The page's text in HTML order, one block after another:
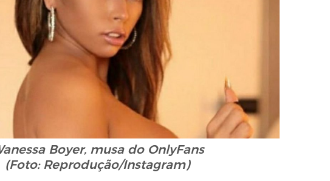
Boyer, musa do OnlyFans
(Foto: Reprodução/Instagram)